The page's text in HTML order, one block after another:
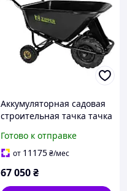
Аккумуляторная садовая
строительная тачка тачка
Готово к отправке
от 11175₴/мес
67 050₴